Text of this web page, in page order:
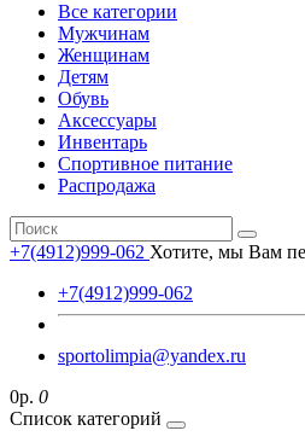
Все категории
Мужчинам
Женщинам
Детям
Обувь
Аксессуары
Инвентарь
Спортивное питание
Распродажа
+7(4912)999-062 Хотите, мы Вам
+7(4912)999-062
sportolimpia@yandex.ru
0р. 0
Список категорий